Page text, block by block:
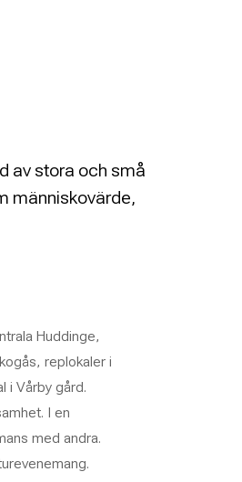
av stora och små
människovärde,
Huddinge,
replokaler i
i Vårby gård.
I en
med andra.